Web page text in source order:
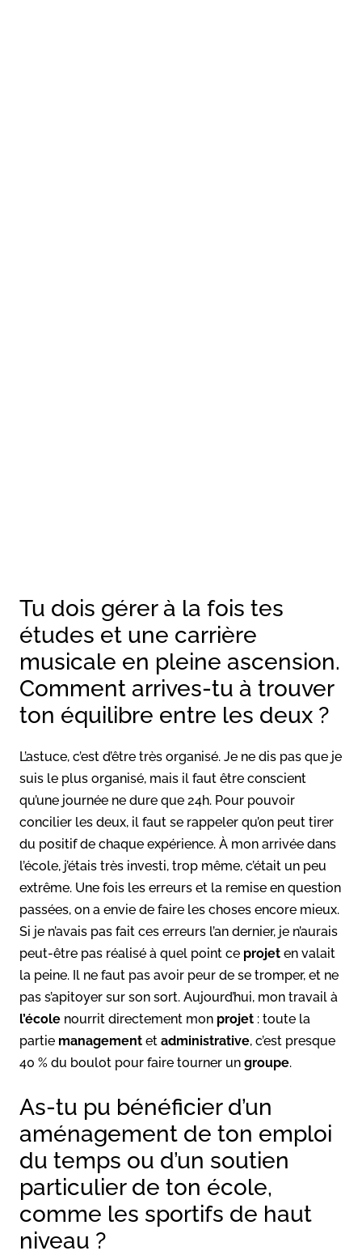
Tu dois gérer à la fois tes
études et une carrière
musicale en pleine ascension.
Comment arrives-tu à trouver
ton équilibre entre les deux ?
L’astuce, c’est d’être très organisé. Je ne dis pas que je
suis le plus organisé, mais il faut être conscient
qu’une journée ne dure que 24h. Pour pouvoir
concilier les deux, il faut se rappeler qu’on peut tirer
du positif de chaque expérience. À mon arrivée dans
l’école, j’étais très investi, trop même, c’était un peu
extrême. Une fois les erreurs et la remise en question
passées, on a envie de faire les choses encore mieux.
Si je n’avais pas fait ces erreurs l’an dernier, je n’aurais
peut-être pas réalisé à quel point ce projet en valait
la peine. Il ne faut pas avoir peur de se tromper, et ne
pas s’apitoyer sur son sort. Aujourd’hui, mon travail à
l’école nourrit directement mon projet : toute la
partie management et administrative, c’est presque
40 % du boulot pour faire tourner un groupe.
As-tu pu bénéficier d’un
aménagement de ton emploi
du temps ou d’un soutien
particulier de ton école,
comme les sportifs de haut
niveau ?